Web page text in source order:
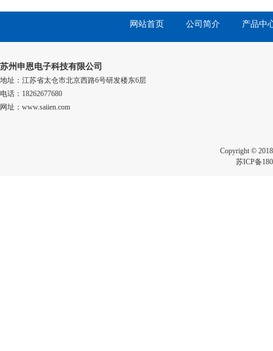
网站首页 公司简介 产品中
苏州申恩电子科技有限公司
地址：江苏省太仓市北京西路6号研发楼东6层
电话：18262677680
网址：www.saiien.com
Copyright ©
苏ICP备